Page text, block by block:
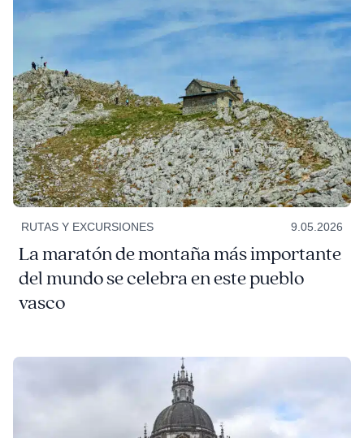
RUTAS Y EXCURSIONES 9.05.2026
La maratón de montaña más importante
del mundo se celebra en este pueblo
vasco